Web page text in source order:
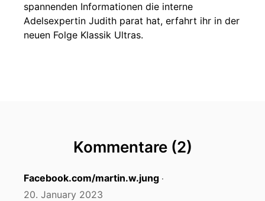
spannenden Informationen die interne
Adelsexpertin Judith parat hat, erfahrt ihr in der
neuen Folge Klassik Ultras.
Kommentare (2)
Facebook.com/martin.w.jung ‧
20. January 2023